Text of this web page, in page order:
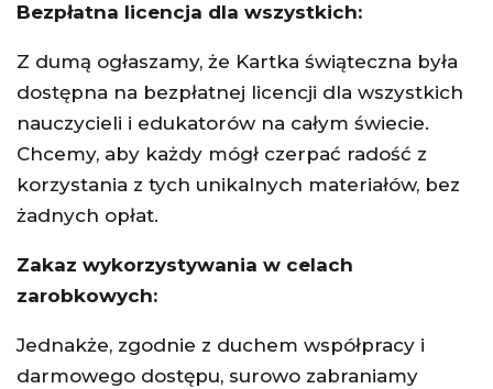
Bezpłatna licencja dla wszystkich:
Z dumą ogłaszamy, że Kartka świąteczna była
dostępna na bezpłatnej licencji dla wszystkich
nauczycieli i edukatorów na całym świecie.
Chcemy, aby każdy mógł czerpać radość z
korzystania z tych unikalnych materiałów, bez
żadnych opłat.
Zakaz wykorzystywania w celach
zarobkowych:
Jednakże, zgodnie z duchem współpracy i
darmowego dostępu, surowo zabraniamy